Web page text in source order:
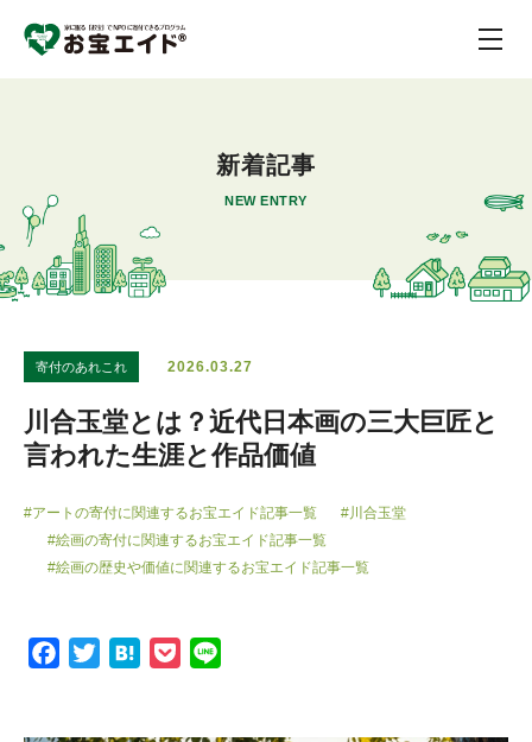
新着記事
NEW ENTRY
寄付のあれこれ 2026.03.27
川合玉堂とは？近代日本画の三大巨匠と
言われた生涯と作品価値
#アートの寄付に関連するお宝エイド記事一覧
#川合玉堂
#絵画の寄付に関連するお宝エイド記事一覧
#絵画の歴史や価値に関連するお宝エイド記事一覧